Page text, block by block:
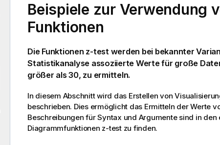
Beispiele zur Verwendung
Funktionen
Die Funktionen z-testwerden bei bekannter
Statistikanalyse assoziierte Werte für große
größer als 30, zu ermitteln.
In diesem Abschnitt wird das Erstellen von
beschrieben. Dies ermöglicht das Ermitteln der Werte
Beschreibungen für Syntax und Argumente sind in den
Diagrammfunktionen z-testzu finden.